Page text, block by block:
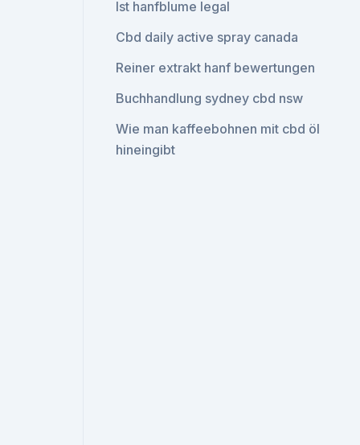
Ist hanfblume legal
Cbd daily active spray canada
Reiner extrakt hanf bewertungen
Buchhandlung sydney cbd nsw
Wie man kaffeebohnen mit cbd öl
hineingibt